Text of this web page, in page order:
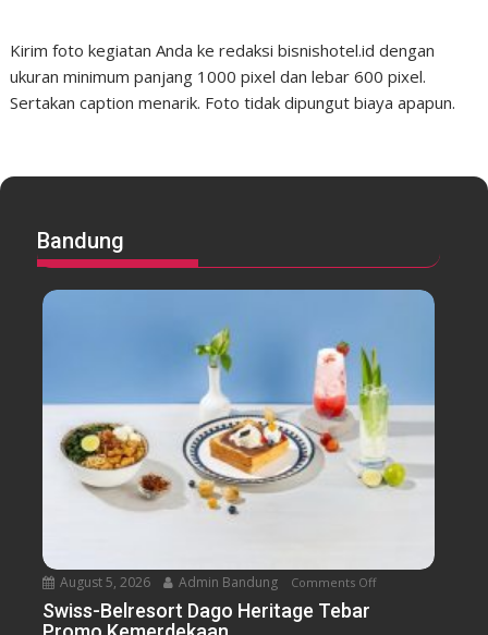
Kirim foto kegiatan Anda ke redaksi bisnishotel.id dengan
ukuran minimum panjang 1000 pixel dan lebar 600 pixel.
Sertakan caption menarik. Foto tidak dipungut biaya apapun.
Bandung
August 5, 2026 Admin Bandung Comments Offo
Swiss-Belresort Dago Heritage Tebar